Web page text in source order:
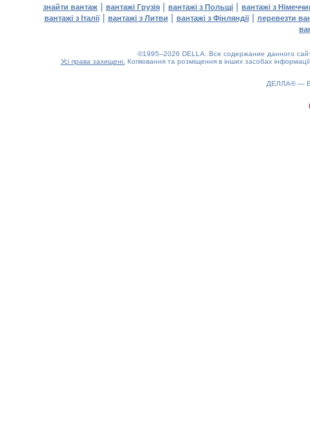
знайти вантаж | вантажі Грузія | вантажі з Польщі | вантажі з
вантажі з Італії| вантажі з Литви | вантажі з Фінляндії| перевезти
©1995–2026 DELLA. Все содержание данного
Усі права захищені. Копіювання та розміщення в інших засобах
ДЕЛЛА® —